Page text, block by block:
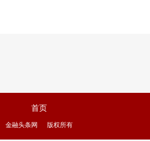
首页
金融头条网 版权所有